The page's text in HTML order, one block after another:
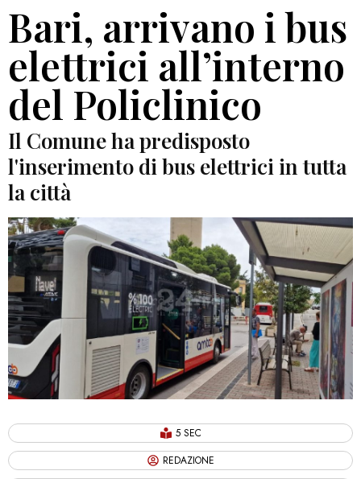
Bari, arrivano i bus
elettrici all’interno
del Policlinico
Il Comune ha predisposto
l'inserimento di bus elettrici in tutta
la città
5 SEC
REDAZIONE